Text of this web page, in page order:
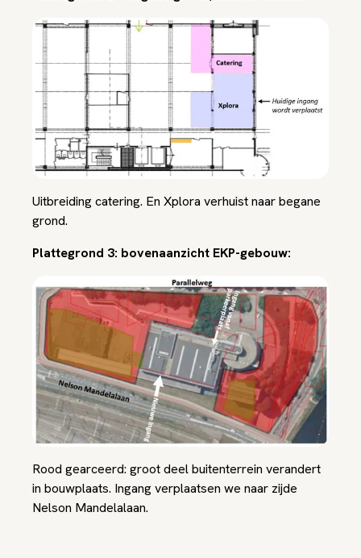
Uitbreiding catering. En Xplora verhuist naar begane
grond.
Plattegrond 3: bovenaanzicht EKP-gebouw:
Rood gearceerd: groot deel buitenterrein verandert
in bouwplaats. Ingang verplaatsen we naar zijde
Nelson Mandelalaan.